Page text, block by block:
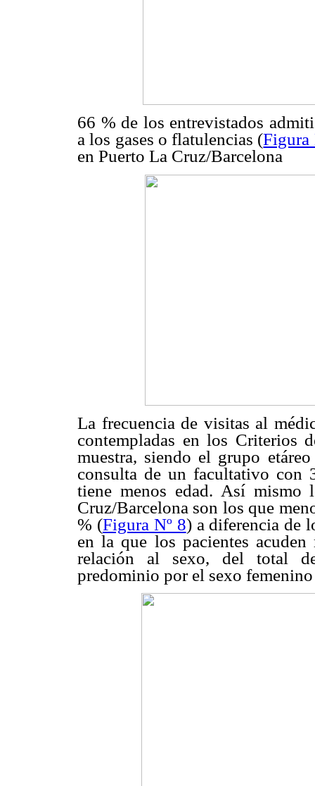
66 % de los entrevistados
a los gases o flatulencias (Figura
en Puerto La Cruz/Barcelona
La frecuencia de visitas al
contempladas en los Criterios
muestra, siendo el grupo
consulta de un facultativo con
tiene menos edad. Así mismo
Cruz/Barcelona son los que
% (Figura Nº 8) a diferencia de
en la que los pacientes
relación al sexo, del total
predominio por el sexo